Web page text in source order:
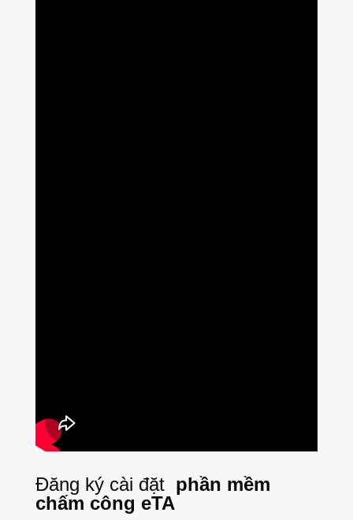
Đăng ký cài đặt phần mềm
chấm công eTA